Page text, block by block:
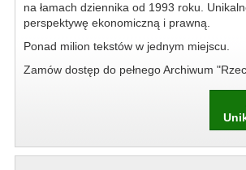
na łamach dziennika od 1993 roku.
perspektywę ekonomiczną i prawną.
Ponad milion tekstów w jednym miejscu.
Zamów dostęp do pełnego Archiwum